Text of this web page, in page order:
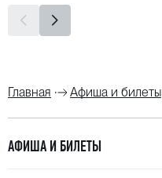
Главная Афиша и билеты
АФИША И БИЛЕТЫ